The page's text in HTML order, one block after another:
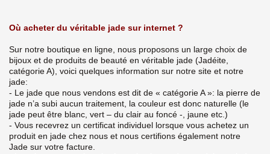
Où acheter du véritable jade sur internet ?
Sur notre boutique en ligne, nous proposons un large choix de
bijoux et de produits de beauté en véritable jade (Jadéite,
catégorie A), voici quelques information sur notre site et notre
jade:
- Le jade que nous vendons est dit de « catégorie A »: la pierre de
jade n’a subi aucun traitement, la couleur est donc naturelle (le
jade peut être blanc, vert – du clair au foncé -, jaune etc.)
- Vous recevrez un certificat individuel lorsque vous achetez un
produit en jade chez nous et nous certifions également notre
Jade sur votre facture.